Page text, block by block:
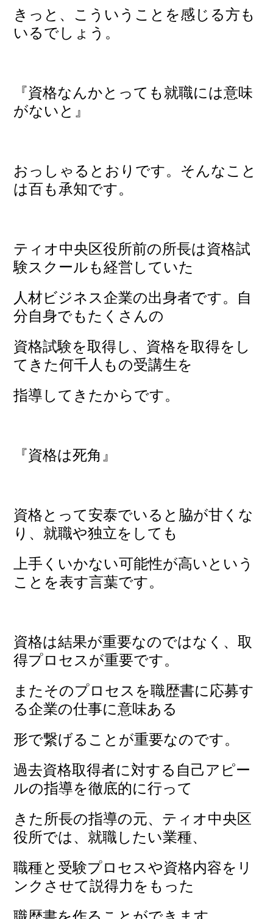
きっと、こういうことを感じる方も
いるでしょう。
『資格なんかとっても就職には意味
がないと』
おっしゃるとおりです。そんなこと
は百も承知です。
ティオ中央区役所前の所長は資格試
験スクールも経営していた
人材ビジネス企業の出身者です。自
分自身でもたくさんの
資格試験を取得し、資格を取得をし
てきた何千人もの受講生を
指導してきたからです。
『資格は死角』
資格とって安泰でいると脇が甘くな
り、就職や独立をしても
上手くいかない可能性が高いという
ことを表す言葉です。
資格は結果が重要なのではなく、取
得プロセスが重要です。
またそのプロセスを職歴書に応募す
る企業の仕事に意味ある
形で繋げることが重要なのです。
過去資格取得者に対する自己アピー
ルの指導を徹底的に行って
きた所長の指導の元、ティオ中央区
役所では、就職したい業種、
職種と受験プロセスや資格内容をリ
ンクさせて説得力をもった